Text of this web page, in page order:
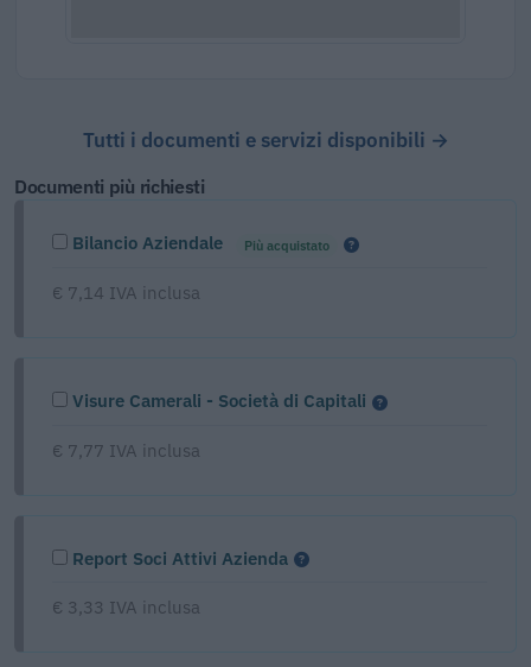
Tutti i documenti e servizi disponibili →
Documenti più richiesti
Bilancio Aziendale Più acquistato
€ 7,14 IVA inclusa
Visure Camerali - Società di Capitali
€ 7,77 IVA inclusa
Report Soci Attivi Azienda
€ 3,33 IVA inclusa